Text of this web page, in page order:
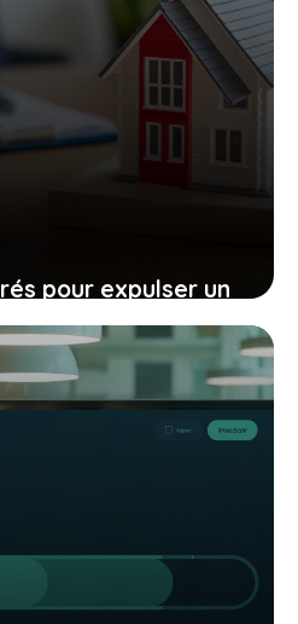
pour expulser un
anti squat 2025 :
savoir